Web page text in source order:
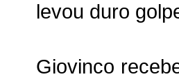
levou duro
Giovinco